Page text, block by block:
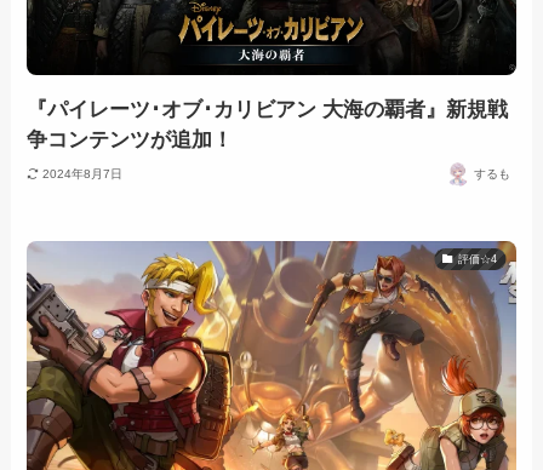
『パイレーツ･オブ･カリビアン 大海の覇者』新規戦
争コンテンツが追加！
2024年8月7日 するも
評価☆4